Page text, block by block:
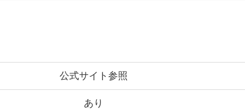
公式サイト参照
あり